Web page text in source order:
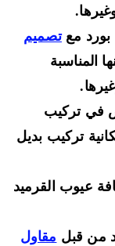
مع تصميم
تركيب
تركيب بديل
القرميد
قبلمقاول